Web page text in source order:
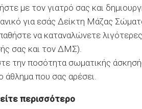
με τον γιατρό σας και
για εσάς Δείκτη Μάζας
να καταναλώνετε
σας και τον ΔΜΣ).
την ποσότητα σωματικής
άθλημα που σας αρέσει.
περισσότερο